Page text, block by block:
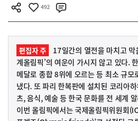
492
편집자 주
17일간의 열전을 마치고
계올림픽’의 여운이 가시지 않고 있다.
메달로 종합 8위에 오르는 등 최소 규모
냈다. 또 파리 한복판에 설치된 코리아
츠, 음식, 예술 등 한국 문화를 전 세계
이번 올림픽에서는 국제올림픽위원회